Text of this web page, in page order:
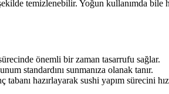
temizlenebilir. Yoğun kullanımda
önemli bir zaman tasarrufu sağlar.
standardını sunmanıza olanak tanır.
hazırlayarak sushi yapım sürecini